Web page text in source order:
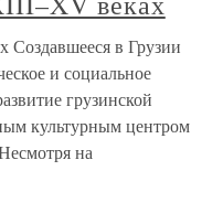
Создавшееся в Грузии
и социальное
грузинской
культурным центром
на